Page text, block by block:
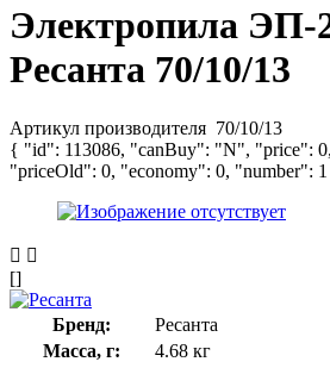
Электропила ЭП-
Ресанта 70/10/13
Артикул производителя 70/10/13
{ "id": 113086, "canBuy": "N", "price":
"priceOld": 0, "economy": 0, "number":
[]
Бренд:
Ресанта
Масса, г:
4.68 кг